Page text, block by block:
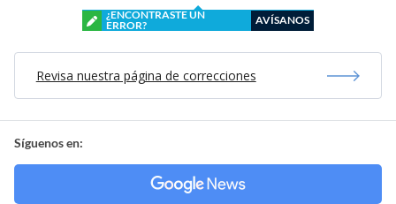
¿ENCONTRASTE UN
ERROR?
AVÍSANOS
Revisa nuestra página de correcciones
Síguenos en: